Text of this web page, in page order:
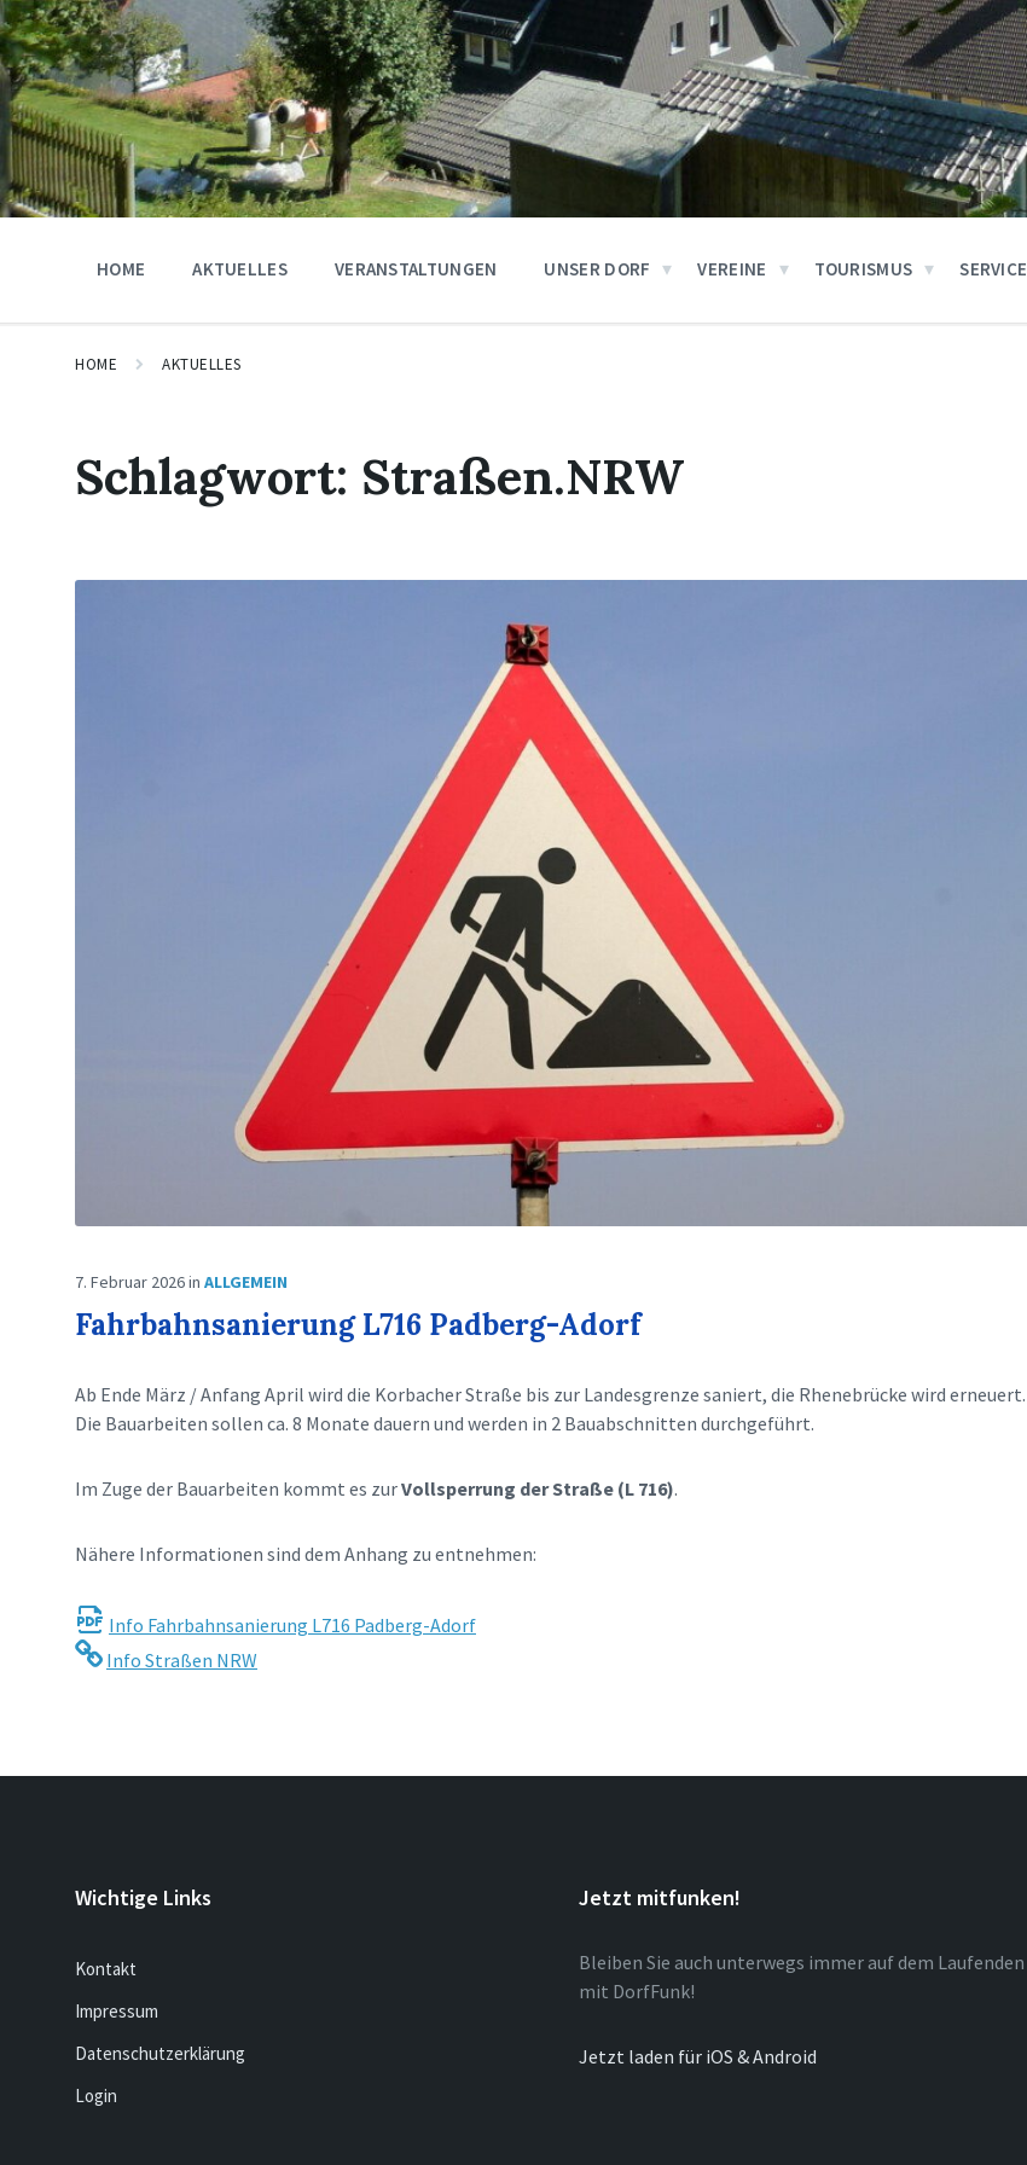
HOME AKTUELLES VERANSTALTUNGEN UNSER DORF VEREINE TOURISMUS SERVICE
HOME AKTUELLES
Schlagwort: Straßen.NRW
7. Februar 2026in ALLGEMEIN
Fahrbahnsanierung L716 Padberg-Adorf
Ab Ende März / Anfang April wird die Korbacher Straße bis zur Landesgrenze saniert, die Rhenebrücke wird erneuert.
Die Bauarbeiten sollen ca. 8 Monate dauern und werden in 2 Bauabschnitten durchgeführt.
Im Zuge der Bauarbeiten kommt es zurVollsperrung der Straße (L 716).
Nähere Informationen sind dem Anhang zu entnehmen:
Info Fahrbahnsanierung L716 Padberg-Adorf
Info Straßen NRW
Wichtige Links
Kontakt
Impressum
Datenschutzerklärung
Login
Jetzt mitfunken!
Bleiben Sie auch unterwegs immer auf dem Laufenden
mit DorfFunk!
Jetzt laden für iOS & Android